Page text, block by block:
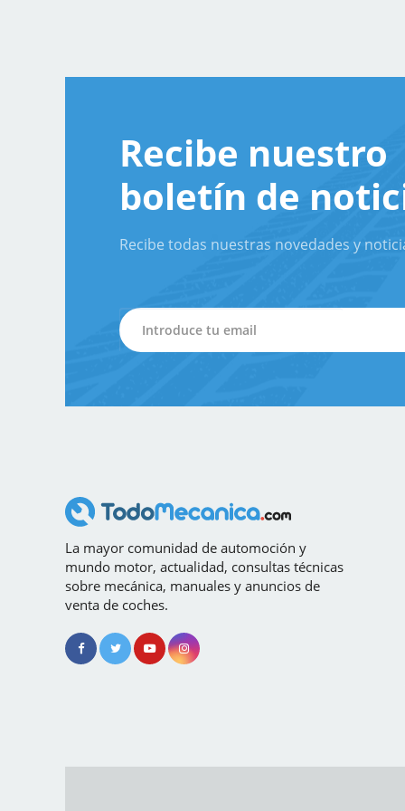
Recibe nuestro
boletín de
Recibe todas nuestras novedades y
La mayor comunidad de automoción y
mundo motor, actualidad, consultas técnicas
sobre mecánica, manuales y anuncios de
venta de coches.